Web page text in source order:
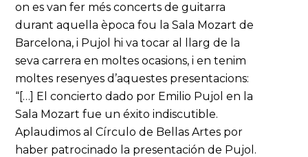
on es van fer més concerts de guitarra
durant aquella època fou la Sala Mozart de
Barcelona, i Pujol hi va tocar al llarg de la
seva carrera en moltes ocasions, i en tenim
moltes resenyes d’aquestes presentacions:
“[…] El concierto dado por Emilio Pujol en la
Sala Mozart fue un éxito indiscutible.
Aplaudimos al Círculo de Bellas Artes por
haber patrocinado la presentación de Pujol.